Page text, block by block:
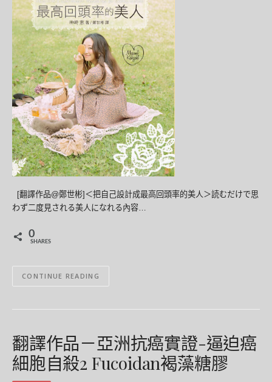
[翻譯作品@鄭世彬]＜把自己設計成最高回頭率的美人＞読むだけで思
わず二度見される美人になれる內容…
0
SHARES
CONTINUE READING
翻譯作品－亞洲抗癌實證-逼迫癌
細胞自殺2 Fucoidan褐藻糖膠